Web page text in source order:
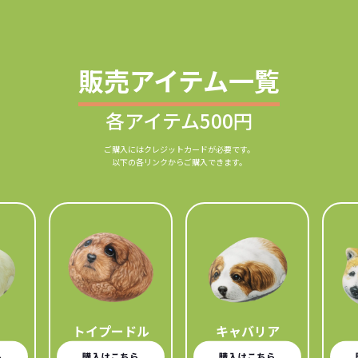
販売アイテム一覧
各アイテム500円
ご購入にはクレジットカードが必要です。
以下の各リンクからご購入できます。
トイプードル キャバリア